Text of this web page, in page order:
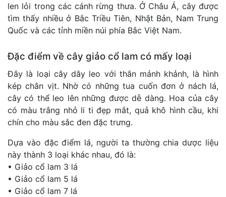
len lỏi trong các cánh rừng thưa. Ở Châu Á, cây được
tìm thấy nhiều ở Bắc Triều Tiên, Nhật Bản, Nam Trung
Quốc và các tỉnh miền núi phía Bắc Việt Nam.
Đặc điểm về cây giảo cổ lam có mấy loại
Đây là loại cây dây leo với thân mảnh khảnh, là hình
kép chân vịt. Nhờ có những tua cuốn đơn ở nách lá,
cây có thể leo lên những được dễ dàng. Hoa của cây
có màu trắng nhỏ li ti đẹp mắt, quả khô hình cầu, khi
chín cho màu sắc đen đặc trưng.
Dựa vào đặc điểm lá, người ta thường chia dược liệu
này thành 3 loại khác nhau, đó là:
• Giảo cổ lam 3 lá
• Giảo cổ lam 5 lá
• Giảo cổ lam 7 lá